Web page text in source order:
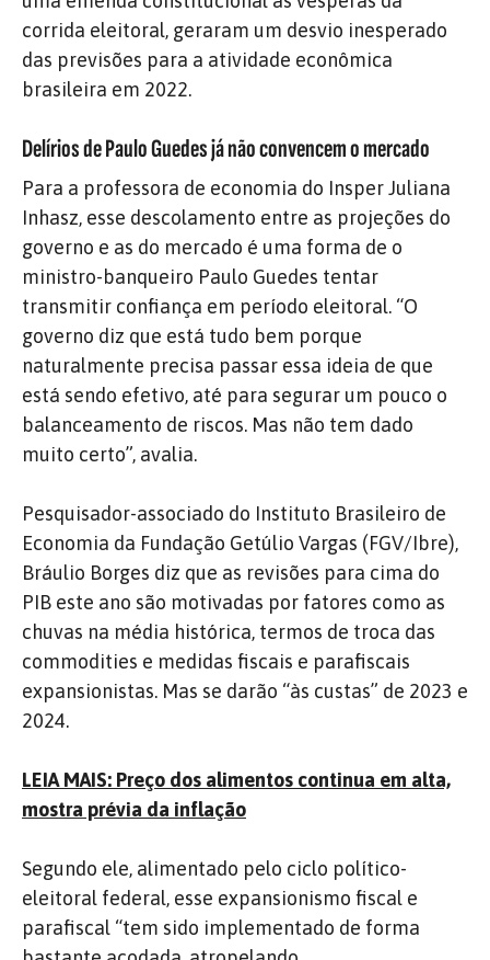
corrida eleitoral, geraram um desvio inesperado
das previsões para a atividade econômica
brasileira em 2022.
Delírios de Paulo Guedes já não convencem o mercado
Para a professora de economia do Insper Juliana
Inhasz, esse descolamento entre as projeções do
governo e as do mercado é uma forma de o
ministro-banqueiro Paulo Guedes tentar
transmitir confiança em período eleitoral. “O
governo diz que está tudo bem porque
naturalmente precisa passar essa ideia de que
está sendo efetivo, até para segurar um pouco o
balanceamento de riscos. Mas não tem dado
muito certo”, avalia.
Pesquisador-associado do Instituto Brasileiro de
Economia da Fundação Getúlio Vargas (FGV/Ibre),
Bráulio Borges diz que as revisões para cima do
PIB este ano são motivadas por fatores como as
chuvas na média histórica, termos de troca das
commodities e medidas fiscais e parafiscais
expansionistas. Mas se darão “às custas” de 2023 e
2024.
LEIA MAIS: Preço dos alimentos continua em alta,
mostra prévia da inflação
Segundo ele, alimentado pelo ciclo político-
eleitoral federal, esse expansionismo fiscal e
parafiscal “tem sido implementado de forma